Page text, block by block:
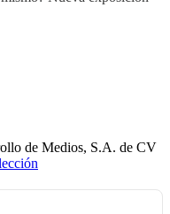
de Medios, S.A. de CV